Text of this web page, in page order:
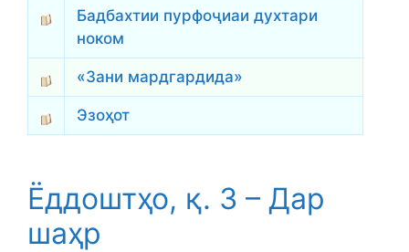
Бадбахтии пурфоҷиаи духтари
ноком
«Зани мардгардида»
Эзоҳот
Ёддоштҳо, қ. 3 – Дар
шаҳр